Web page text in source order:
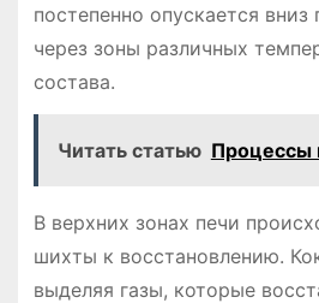
постепенно опускается
через зоны различных
состава.
Читать статью Процессы
В верхних зонах печи
шихты к восстановлению.
выделяя газы, которые